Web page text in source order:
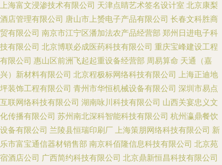
上海富文浸渗技术有限公司 天津点睛艺术签名设计室 北京康梨
酒店管理有限公司 唐山市上赟电子产品有限公司 长春文科胜商
贸有限公司 南京市江宁区潘加法农产品经营部 郑州日进电子科
技有限公司 北京博联必成医药科技有限公司 重庆宝峰建设工程
有限公司 惠山区前洲飞起起重设备经营部 周易算命 天通（嘉
兴）新材料有限公司 北京程极标网络科技有限公司 上海正迪地
坪装饰工程有限公司 青州市华恒机械设备有限公司 深圳市易点
互联网络科技有限公司 湖南咏川科技有限公司 山西关宴忠义文
化传播有限公司 苏州南北深科智能科技有限公司 杭州瀛鼎餐饮
设备有限公司 兰陵县恒瑞印刷厂 上海策朋网络科技有限公司 新
乐市富宝通信器材销售部 南京科佰隆信息科技有限公司 北京苑
宿酒店公司 广西简约科技有限公司 北京鼎新恒昌科技有限公司